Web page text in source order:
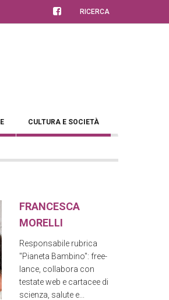
RICERCA
CULTURA E SOCIETÀ
FRANCESCA
MORELLI
Responsabile rubrica
"Pianeta Bambino": free-
lance, collabora con
testate web e cartacee di
scienza, salute e...